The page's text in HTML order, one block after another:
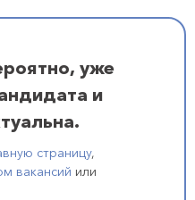
уже
и
страницу,
вакансий или